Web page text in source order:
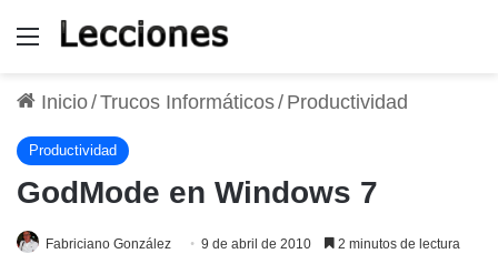
Menú
Inicio/Trucos Informáticos/ Productividad
Productividad
GodMode en Windows 7
Fabriciano González 9 de abril de 2010 2 minutos de lectura